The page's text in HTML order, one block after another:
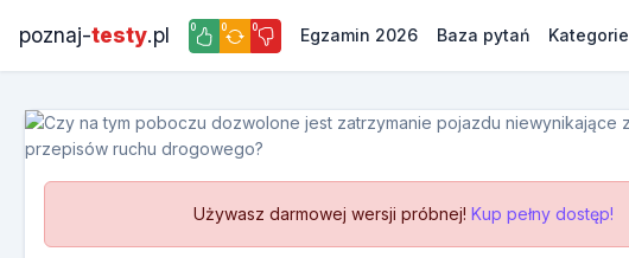
poznaj-testy.pl 0 0 0 Egzamin 2026 Baza pytań Kategorie
Używasz darmowej wersji próbnej! Kup pełny dostęp!